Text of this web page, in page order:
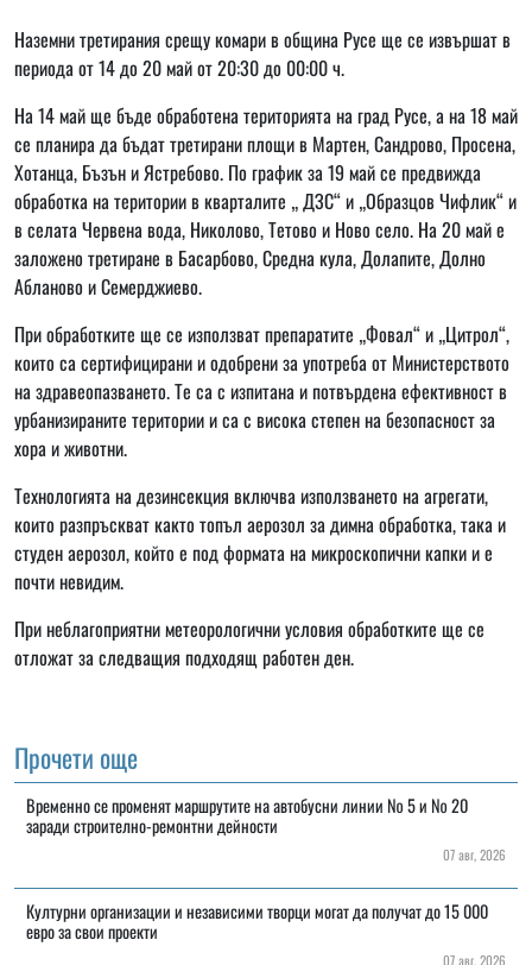
Наземни третирания срещу комари в община Русе ще се извършат в
периода от 14 до 20 май от 20:30 до 00:00 ч.
На 14 май ще бъде обработена територията на град Русе, а на 18 май
се планира да бъдат третирани площи в Мартен, Сандрово, Просена,
Хотанца, Бъзън и Ястребово. По график за 19 май се предвижда
обработка на територии в кварталите „ ДЗС“ и „Образцов Чифлик“ и
в селата Червена вода, Николово, Тетово и Ново село. На 20 май е
заложено третиране в Басарбово, Средна кула, Долапите, Долно
Абланово и Семерджиево.
При обработките ще се използват препаратите „Фовал“ и „Цитрол“,
които са сертифицирани и одобрени за употреба от Министерството
на здравеопазването. Те са с изпитана и потвърдена ефективност в
урбанизираните територии и са с висока степен на безопасност за
хора и животни.
Технологията на дезинсекция включва използването на агрегати,
които разпръскват както топъл аерозол за димна обработка, така и
студен аерозол, който е под формата на микроскопични капки и е
почти невидим.
При неблагоприятни метеорологични условия обработките ще се
отложат за следващия подходящ работен ден.
Прочети още
Временно се променят маршрутите на автобусни линии № 5 и № 20
заради строително-ремонтни дейности
07 авг, 2026
Културни организации и независими творци могат да получат до 15 000
евро за свои проекти
07 авг, 2026